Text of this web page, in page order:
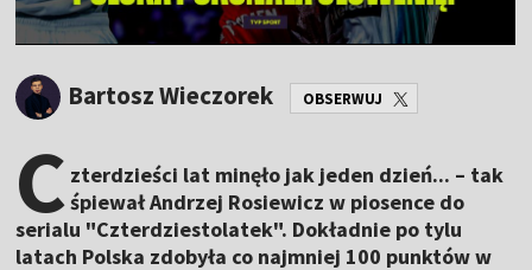
Bartosz Wieczorek OBSERWUJ
C zterdzieści lat minęło jak jeden dzień... – tak
śpiewał Andrzej Rosiewicz w piosence do
serialu "Czterdziestolatek". Dokładnie po tylu
latach Polska zdobyła co najmniej 100 punktów w